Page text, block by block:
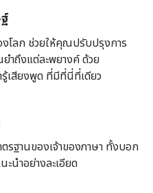
โลก ช่วยให้คุณปรับปรุงการ
ำถึงแต่ละพยางค์ ด้วย
รู้เสียงพูด ที่มีที่นี่ที่เดียว
รฐานของเจ้าของภาษา ทั้งบอก
ะนำอย่างละเอียด